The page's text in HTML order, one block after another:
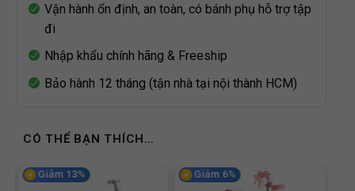
Vận hành ổn định, an toàn, có bánh phụ hỗ trợ tập
đi
Nhập khẩu chính hãng & Freeship
Bảo hành 12 tháng (tận nhà tại nội thành HCM)
CÓ THỂ BẠN THÍCH…
Giảm 13% Giảm 6%